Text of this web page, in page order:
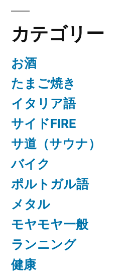
カテゴリー
お酒
たまご焼き
イタリア語
サイドFIRE
サ道（サウナ）
バイク
ポルトガル語
メタル
モヤモヤ一般
ランニング
健康